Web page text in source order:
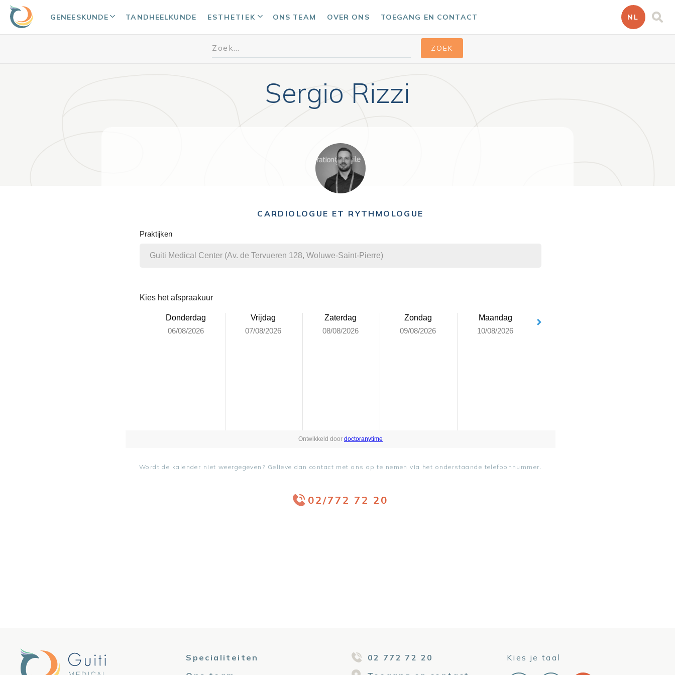
GENEESKUNDE TANDHEELKUNDE ESTHETIEK ONS TEAM OVER ONS TOEGANG EN CONTACT NL
Sergio Rizzi
CARDIOLOGUE ET RYTHMOLOGUE
Wordt de kalender niet weergegeven? Gelieve dan contact met ons op te nemen via het onderstaande telefoonnummer.
02/772 72 20
Specialiteiten
02 772 72 20
Kies je taal